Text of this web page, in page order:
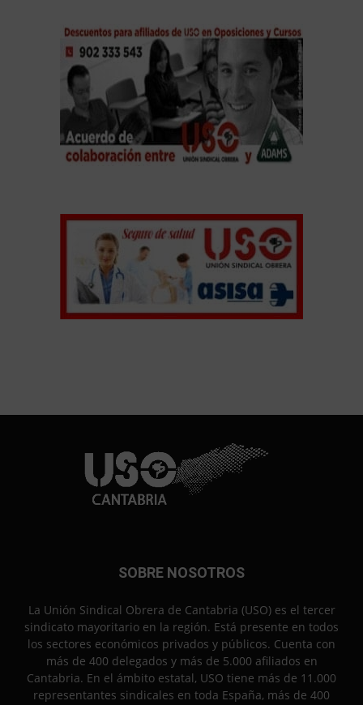
SOBRE NOSOTROS
La Unión Sindical Obrera de Cantabria (USO) es el tercer
sindicato mayoritario en la región. Está presente en todos
los sectores económicos privados y públicos. Cuenta con
más de 400 delegados y más de 5.000 afiliados en
Cantabria. En el ámbito estatal, USO tiene más de 11.000
representantes sindicales en toda España, más de 400